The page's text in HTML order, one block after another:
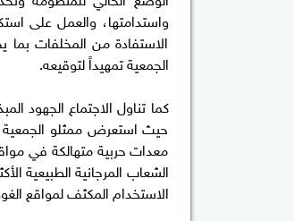
واستدامتها، والعمل على
الاستفادة من المخلفات
الجمعية تمهيداً لتوقيعه.
كما تناول الاجتماع الجهود
حيث استعرض ممثلو الجمعية
معدات حربية متهالكة في
الشعاب المرجانية الطبيعية
الاستخدام المكثف لمواقع